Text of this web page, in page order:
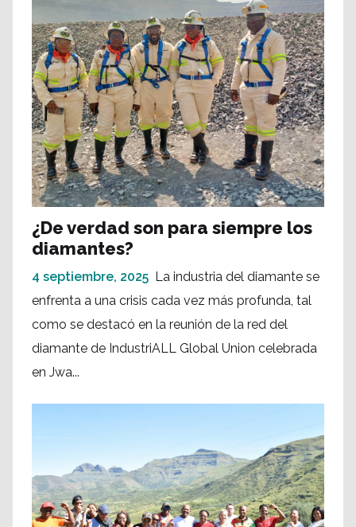
¿De verdad son para siempre los
diamantes?
4 septiembre, 2025 La industria del diamante se
enfrenta a una crisis cada vez más profunda, tal
como se destacó en la reunión de la red del
diamante de IndustriALL Global Union celebrada
en Jwa...